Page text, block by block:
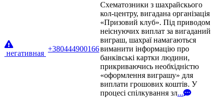
негативная
+380444900166
Схематозники з шахрайскього
кол-центру, вигадана організація
«Призовий клуб». Під приводом
неіснуючих виплат за вигаданий
виграш, шахраї намагаються
виманити інформацію про
банківські картки людини,
прикриваючись необхідністю
«оформлення виграшу» для
виплати грошових коштів. У
процесі спілкування зл...